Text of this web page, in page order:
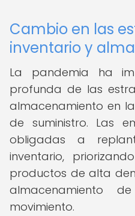
Cambio en las
inventario y
La pandemia ha
profunda de las
almacenamiento en
de suministro. Las
obligadas a
inventario,
productos de alta
almacenamiento
movimiento.